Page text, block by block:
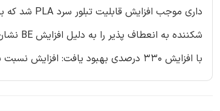
با افزایش 330 درصدی بهبود یافت: افزایش نسبت به اثر سفت شدگی قبلی با استفاده از سفت کننده های نفتی بیشتر بود.